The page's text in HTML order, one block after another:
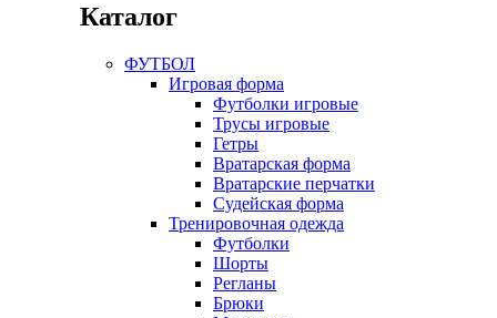
Каталог
ФУТБОЛ
Игровая форма
Футболки игровые
Трусы игровые
Гетры
Вратарская форма
Вратарские перчатки
Судейская форма
Тренировочная одежда
Футболки
Шорты
Регланы
Брюки